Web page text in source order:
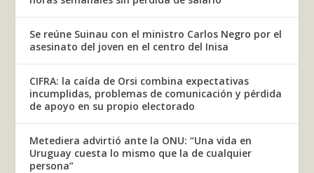
Se reúne Suinau con el ministro Carlos Negro por el
asesinato del joven en el centro del Inisa
CIFRA: la caída de Orsi combina expectativas
incumplidas, problemas de comunicación y pérdida
de apoyo en su propio electorado
Metediera advirtió ante la ONU: “Una vida en
Uruguay cuesta lo mismo que la de cualquier
persona”